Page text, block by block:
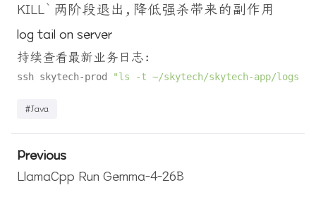
KILL` 两阶段退出，降低强杀带来的副作用
log tail on server
持续查看最新业务日志：
ssh skytech-prod "ls -t ~/skytech/skytech-app/
#Java
Previous
LlamaCpp Run Gemma-4-26B